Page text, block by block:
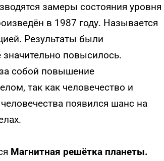
замеры состояния уровня
в 1987 году. Называется
Результаты были
повысилось.
собой повышение
так как человечество и
появился шанс на
Магнитная решётка планеты.